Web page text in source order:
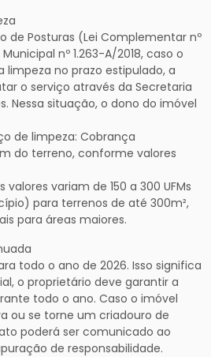
de Posturas (Lei Complementar nº
nº 1.263-A/2018, caso o
limpeza no prazo estipulado, a
o serviço através da Secretaria
Nessa situação, o dono do imóvel
de limpeza: Cobrança
do terreno, conforme valores
valores variam de 150 a 300 UFMs
para terrenos de até 300m²,
para áreas maiores.
todo o ano de 2026. Isso significa
o proprietário deve garantir a
todo o ano. Caso o imóvel
ou se torne um criadouro de
poderá ser comunicado ao
de responsabilidade.